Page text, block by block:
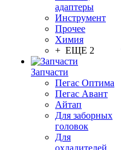
адаптеры
Инструмент
Прочее
Химия
+ ЕЩЕ 2
Запчасти
Пегас Оптима
Пегас Авант
Айтап
Для заборных
головок
Для
охладителей